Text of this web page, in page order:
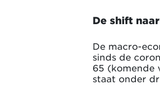
De shift
De macro-
sinds de
65 (komende
staat onder